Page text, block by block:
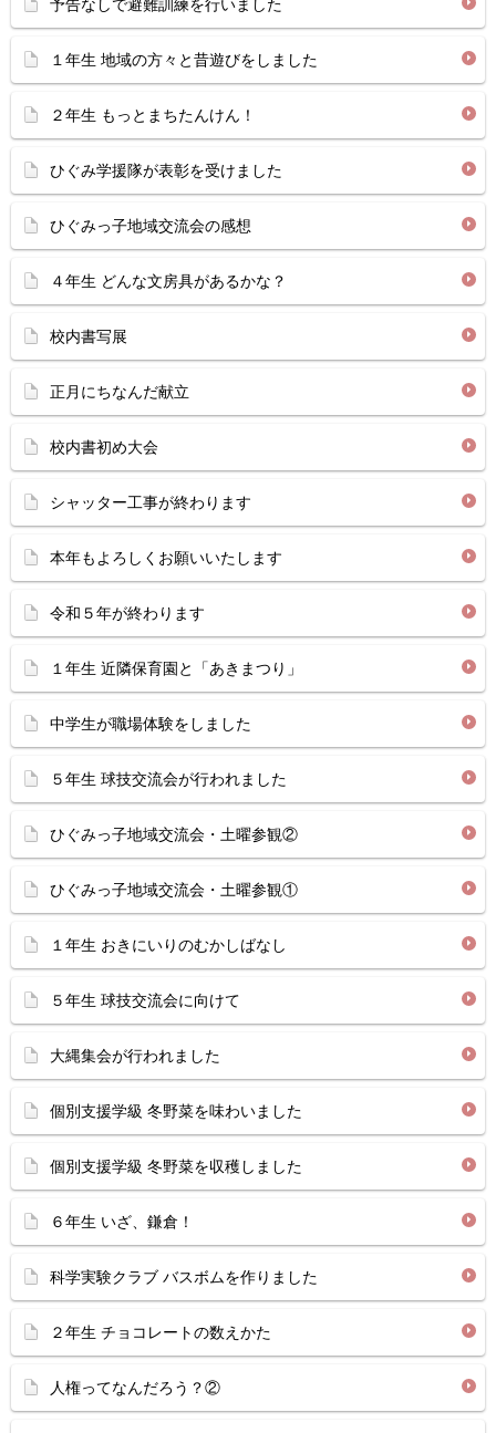
予告なしで避難訓練を行いました
１年生 地域の方々と昔遊びをしました
２年生 もっとまちたんけん！
ひぐみ学援隊が表彰を受けました
ひぐみっ子地域交流会の感想
４年生 どんな文房具があるかな？
校内書写展
正月にちなんだ献立
校内書初め大会
シャッター工事が終わります
本年もよろしくお願いいたします
令和５年が終わります
１年生 近隣保育園と「あきまつり」
中学生が職場体験をしました
５年生 球技交流会が行われました
ひぐみっ子地域交流会・土曜参観②
ひぐみっ子地域交流会・土曜参観①
１年生 おきにいりのむかしばなし
５年生 球技交流会に向けて
大縄集会が行われました
個別支援学級 冬野菜を味わいました
個別支援学級 冬野菜を収穫しました
６年生 いざ、鎌倉！
科学実験クラブ バスボムを作りました
２年生 チョコレートの数えかた
人権ってなんだろう？②